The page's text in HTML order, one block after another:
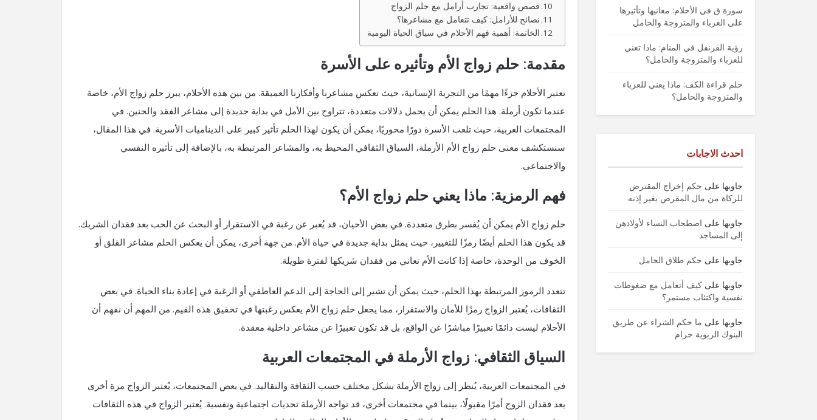
قصص واقعية: تجارب أرامل مع حلم الزواج
نصائح للأرامل: كيف تتعامل مع مشاعرها؟
الخاتمة: أهمية فهم الأحلام في سياق الحياة اليومية
مقدمة: حلم زواج الأم وتأثيره على الأسرة
تعتبر الأحلام جزءًا مهمًا من التجربة الإنسانية، حيث تعكس مشاعرنا وأفكارنا العميقة. من بين هذه الأحلام، يبرز حلم زواج الأم، خاصة
عندما تكون أرملة. هذا الحلم يمكن أن يحمل دلالات متعددة، تتراوح بين الأمل في بداية جديدة إلى مشاعر الفقد والحنين. في
المجتمعات العربية، حيث تلعب الأسرة دورًا محوريًا، يمكن أن يكون لهذا الحلم تأثير كبير على الديناميات الأسرية. في هذا المقال،
سنستكشف معنى حلم زواج الأم الأرملة، السياق الثقافي المحيط به، والمشاعر المرتبطة به، بالإضافة إلى تأثيره النفسي
والاجتماعي.
فهم الرمزية: ماذا يعني حلم زواج الأم؟
حلم زواج الأم يمكن أن يُفسر بطرق متعددة. في بعض الأحيان، قد يُعبر عن رغبة في الاستقرار أو البحث عن الحب بعد فقدان الشريك.
قد يكون هذا الحلم أيضًا رمزًا للتغيير، حيث يمثل بداية جديدة في حياة الأم. من جهة أخرى، يمكن أن يعكس الحلم مشاعر القلق أو
الخوف من الوحدة، خاصة إذا كانت الأم تعاني من فقدان شريكها لفترة طويلة.
تتعدد الرموز المرتبطة بهذا الحلم، حيث يمكن أن تشير إلى الحاجة إلى الدعم العاطفي أو الرغبة في إعادة بناء الحياة. في بعض
الثقافات، يُعتبر الزواج رمزًا للأمان والاستقرار، مما يجعل حلم زواج الأم يعكس رغبتها في تحقيق هذه القيم. من المهم أن نفهم أن
الأحلام ليست دائمًا تعبيرًا مباشرًا عن الواقع، بل قد تكون تعبيرًا عن مشاعر داخلية معقدة.
السياق الثقافي: زواج الأرملة في المجتمعات العربية
في المجتمعات العربية، يُنظر إلى زواج الأرملة بشكل مختلف حسب الثقافة والتقاليد. في بعض المجتمعات، يُعتبر الزواج مرة أخرى
بعد فقدان الزوج أمرًا مقبولًا، بينما في مجتمعات أخرى، قد تواجه الأرملة تحديات اجتماعية ونفسية. يُعتبر الزواج في هذه الثقافات
سورة ق في الأحلام: معانيها وتأثيرها
على العزباء والمتزوجة والحامل
رؤية القرنفل في المنام: ماذا تعني
للعزباء والمتزوجة والحامل؟
حلم قراءة الكف: ماذا يعني للعزباء
والمتزوجة والحامل؟
احدث الاجابات
جاوبها على حكم إخراج المقترض
للزكاة من مال المقرض بغير إذنه
جاوبها على اصطحاب النساء لأولادهن
إلى المساجد
جاوبها على حكم طلاق الحامل
جاوبها على كيف أتعامل مع ضغوطات
نفسية واكتئاب مستمر؟
جاوبها على ما حكم الشراء عن طريق
البنوك الربوية حرام